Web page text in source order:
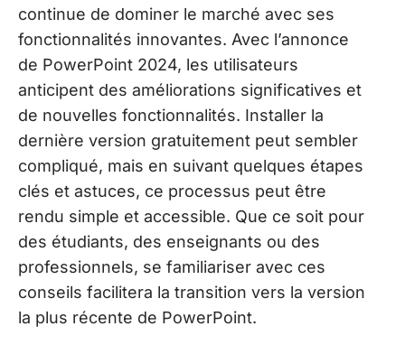
continue de dominer le marché avec ses
fonctionnalités innovantes. Avec l’annonce
de PowerPoint 2024, les utilisateurs
anticipent des améliorations significatives et
de nouvelles fonctionnalités. Installer la
dernière version gratuitement peut sembler
compliqué, mais en suivant quelques étapes
clés et astuces, ce processus peut être
rendu simple et accessible. Que ce soit pour
des étudiants, des enseignants ou des
professionnels, se familiariser avec ces
conseils facilitera la transition vers la version
la plus récente de PowerPoint.